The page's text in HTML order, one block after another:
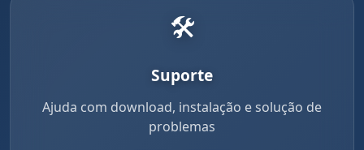
🛠️
Suporte
Ajuda com download, instalação e solução de
problemas